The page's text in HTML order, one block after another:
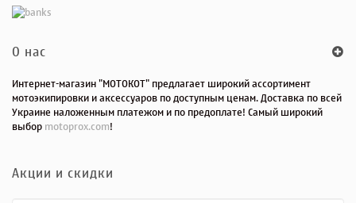
O нас
Интернет-магазин "МОТОКОТ" предлагает широкий ассортимент
мотоэкипировки и аксессуаров по доступным ценам. Доставка по всей
Украине наложенным платежом и по предоплате! Самый широкий
выборmotoprox.com!
Акции и скидки